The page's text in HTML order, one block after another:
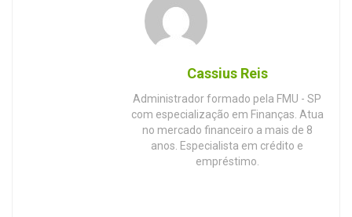
Cassius Reis
Administrador formado pela FMU - SP
com especialização em Finanças. Atua
no mercado financeiro a mais de 8
anos. Especialista em crédito e
empréstimo.